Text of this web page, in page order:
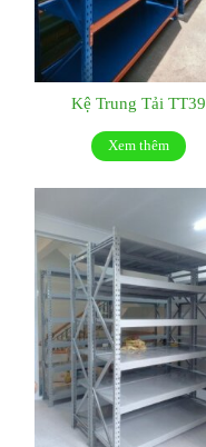
Kệ Trung Tải TT39
Xem thêm